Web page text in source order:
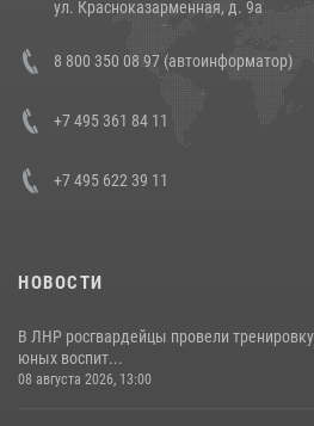
Состоялась рабочая встреча директора
генерала армии Виктора Золотова с
представителя Президента Российской
Кавказском федеральном округе
ул. Красноказарменная, д. 9а
8 800 350 08 97 (автоинформатор)
+7 495 361 84 11
+7 495 622 39 11
НОВОСТИ
В ЛНР росгвардейцы провели
юных воспит...
08 августа 2026, 13:00